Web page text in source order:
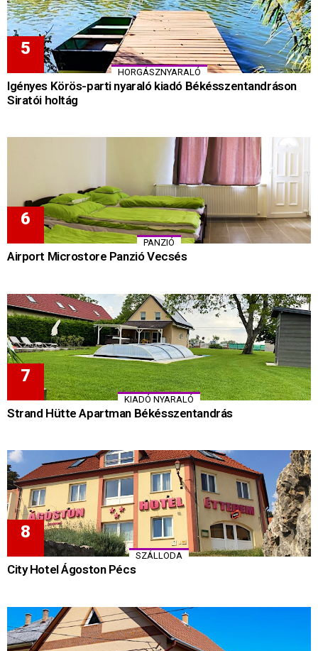
HORGÁSZNYARALÓ
Igényes Körös-parti nyaraló kiadó Békésszentandráson
Siratói holtág
PANZIÓ
Airport Microstore Panzió Vecsés
KIADÓ NYARALÓ
Strand Hütte Apartman Békésszentandrás
SZÁLLODA
City Hotel Ágoston Pécs